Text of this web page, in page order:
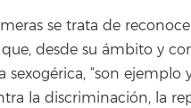
se trata de
que, desde su ámbito y
sexogérica, “son ejemplo
la discriminación, la